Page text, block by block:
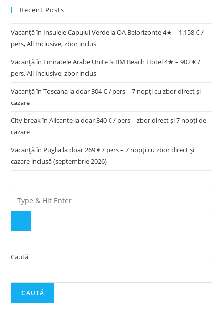
Recent Posts
Vacanță în Insulele Capului Verde la OA Belorizonte 4★ – 1.158 € /
pers, All Inclusive, zbor inclus
Vacanță în Emiratele Arabe Unite la BM Beach Hotel 4★ – 902 € /
pers, All Inclusive, zbor inclus
Vacanță în Toscana la doar 304 € / pers – 7 nopți cu zbor direct și
cazare
City break în Alicante la doar 340 € / pers – zbor direct și 7 nopți de
cazare
Vacanță în Puglia la doar 269 € / pers – 7 nopți cu zbor direct și
cazare inclusă (septembrie 2026)
Caută
CAUTĂ